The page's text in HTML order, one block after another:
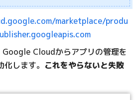
marketplace/produ
Google Cloudからアプリの管理を
します。 これをやらないと失敗